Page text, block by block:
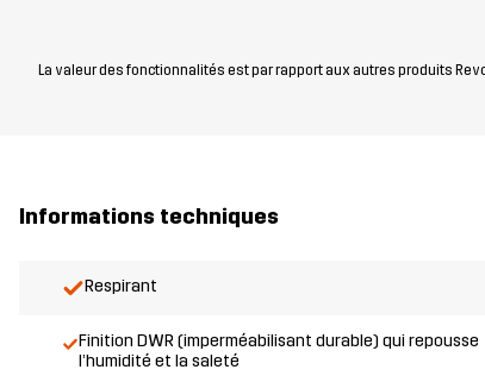
La valeur des fonctionnalités est par rapport aux autres produits
Informations techniques
Respirant
Finition DWR (imperméabilisant durable) qui repousse
l’humidité et la saleté